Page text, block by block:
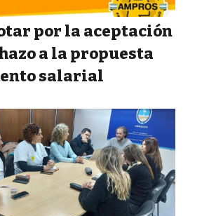
por la aceptación
a la propuesta
salarial